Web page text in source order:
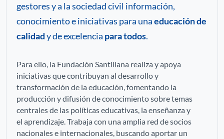
gestores y a la sociedad civil información,
conocimiento e iniciativas para unaeducación de
calidady de excelencia para todos.
Para ello, la Fundación Santillana realiza y apoya
iniciativas que contribuyan al desarrollo y
transformación de la educación, fomentando la
producción y difusión de conocimiento sobre temas
centrales de las políticas educativas, la enseñanza y
el aprendizaje. Trabaja con una amplia red de socios
nacionales e internacionales, buscando aportar un